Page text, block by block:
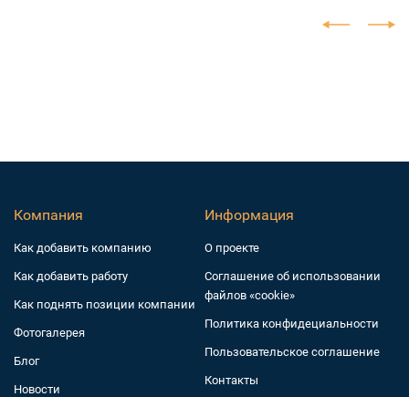
Компания
Как добавить компанию
Как добавить работу
Как поднять позиции компании
Фотогалерея
Блог
Новости
Информация
О проекте
Соглашение об использовании
файлов «cookie»
Политика конфидециальности
Пользовательское соглашение
Контакты